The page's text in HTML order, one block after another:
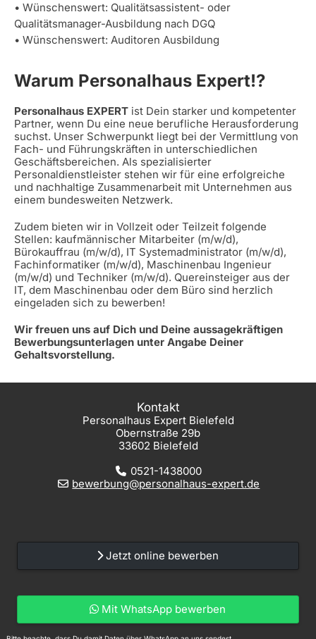
• Wünschenswert: Qualitätsassistent- oder
Qualitätsmanager-Ausbildung nach DGQ
• Wünschenswert: Auditoren Ausbildung
Warum Personalhaus Expert!?
Personalhaus EXPERT ist Dein starker und kompetenter
Partner, wenn Du eine neue berufliche Herausforderung
suchst. Unser Schwerpunkt liegt bei der Vermittlung von
Fach- und Führungskräften in unterschiedlichen
Geschäftsbereichen. Als spezialisierter
Personaldienstleister stehen wir für eine erfolgreiche
und nachhaltige Zusammenarbeit mit Unternehmen aus
einem bundesweiten Netzwerk.
Zudem bieten wir in Vollzeit oder Teilzeit folgende
Stellen: kaufmännischer Mitarbeiter (m/w/d),
Bürokauffrau (m/w/d), IT Systemadministrator (m/w/d),
Fachinformatiker (m/w/d), Maschinenbau Ingenieur
(m/w/d) und Techniker (m/w/d). Quereinsteiger aus der
IT, dem Maschinenbau oder dem Büro sind herzlich
eingeladen sich zu bewerben!
Wir freuen uns auf Dich und Deine aussagekräftigen
Bewerbungsunterlagen unter Angabe Deiner
Gehaltsvorstellung.
Kontakt
Personalhaus Expert Bielefeld
Obernstraße 29b
33602 Bielefeld
0521-1438000
bewerbung@personalhaus-expert.de
Jetzt online bewerben
Mit WhatsApp bewerben